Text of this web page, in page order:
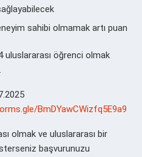
sahibi olmamak artı puan
uluslararası öğrenci olmak
BmDYawCWizfq5E9a9
olmak ve uluslararası bir
başvurunuzu